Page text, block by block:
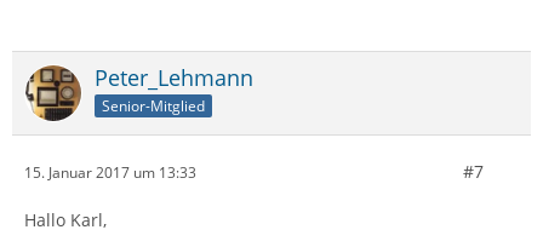
"Speicherplatz" bezieht sich bei Thunderbird nicht auf
Größe des Posteingangs, passiert es beim Senden die
Peter_Lehmann
Senior-Mitglied
15. Januar 2017 um 13:33 #7
Hallo Karl,